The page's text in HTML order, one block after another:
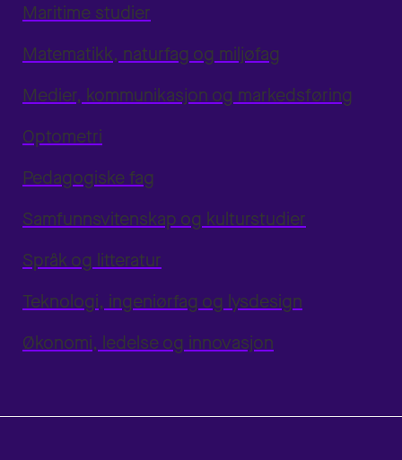
Maritime studier
Matematikk, naturfag og miljøfag
Medier, kommunikasjon og markedsføring
Optometri
Pedagogiske fag
Samfunnsvitenskap og kulturstudier
Språk og litteratur
Teknologi, ingeniørfag og lysdesign
Økonomi, ledelse og innovasjon